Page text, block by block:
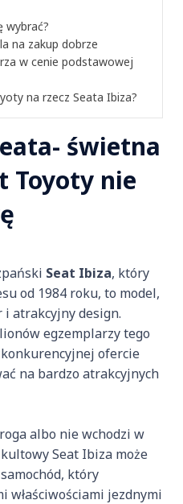
wybrać?
na zakup dobrze
w cenie podstawowej
na rzecz Seata Ibiza?
świetna
Toyoty nie
Seat Ibiza, który
od 1984 roku, to model,
atrakcyjny design.
egzemplarzy tego
ofercie
na bardzo atrakcyjnych
albo nie wchodzi w
Seat Ibiza może
który
właściwościami jezdnymi